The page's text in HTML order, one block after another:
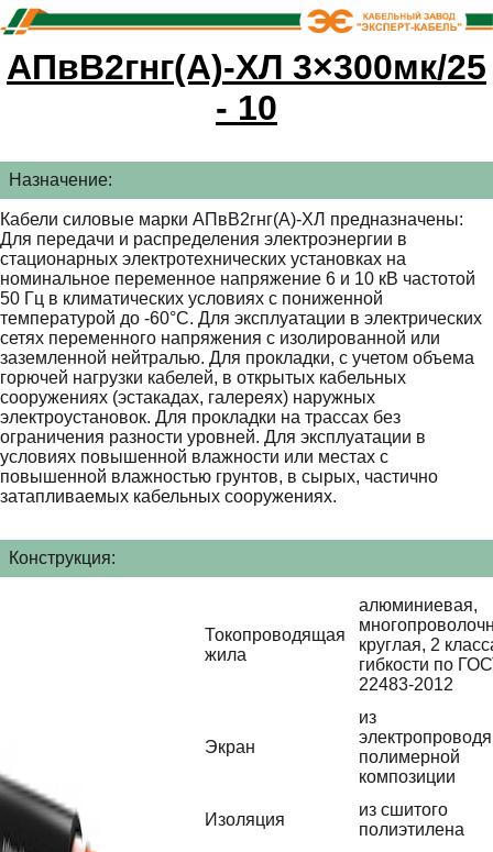
АПвВ2гнг(А)-ХЛ 3×300мк/25
- 10
Назначение:
Кабели силовые марки АПвВ2гнг(А)-ХЛ предназначены:
Для передачи и распределения электроэнергии в
стационарных электротехнических установках на
номинальное переменное напряжение 6 и 10 кВ частотой
50 Гц в климатических условиях с пониженной
температурой до -60°С. Для эксплуатации в электрических
сетях переменного напряжения с изолированной или
заземленной нейтралью. Для прокладки, с учетом объема
горючей нагрузки кабелей, в открытых кабельных
сооружениях (эстакадах, галереях) наружных
электроустановок. Для прокладки на трассах без
ограничения разности уровней. Для эксплуатации в
условиях повышенной влажности или местах с
повышенной влажностью грунтов, в сырых, частично
затапливаемых кабельных сооружениях.
Конструкция:
Токопроводящая
жила
алюминиевая,
круглая, 2
гибкости по
22483-2012
Экран
из
полимерной
композиции
Изоляция
из сшитого
полиэтилена